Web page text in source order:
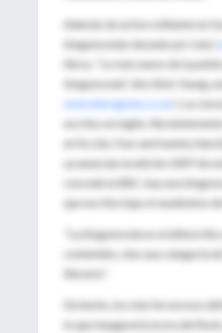
Además de activo militante en
blogonovelas lanzado por Lulu (
libros. "Lo más nuevo de la
blogonovela", dice Bob Young,
www.theregister.co.uk
). La
escritos en inglés.
en ficción, Four and twenty
ya anuncian la edición 2007 de
concede la BBC, hay una
que escribe bajo el seudónimo
"La blogonovela es el último
contenidos, sino una categoría
literario."
De hecho, los más fervorosos
lo que inauguraría la era del